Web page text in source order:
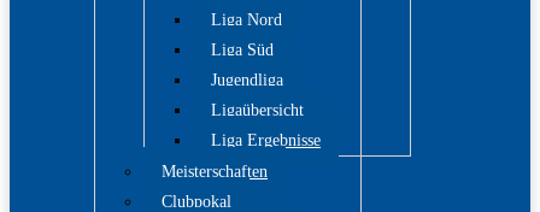
Liga Nord
Liga Süd
Jugendliga
Ligaübersicht
Liga Ergebnisse
Meisterschaften
Clubpokal